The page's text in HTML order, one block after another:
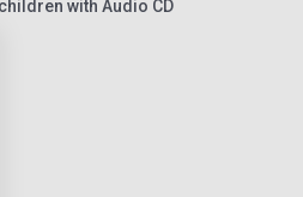
with Audio CD